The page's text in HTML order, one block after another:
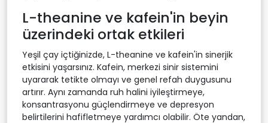
L-theanine ve kafein'in beyin
üzerindeki ortak etkileri
Yeşil çay içtiğinizde, L-theanine ve kafein'in sinerjik
etkisini yaşarsınız. Kafein, merkezi sinir sistemini
uyararak tetikte olmayı ve genel refah duygusunu
artırır. Aynı zamanda ruh halini iyileştirmeye,
konsantrasyonu güçlendirmeye ve depresyon
belirtilerini hafifletmeye yardımcı olabilir. Öte yandan,